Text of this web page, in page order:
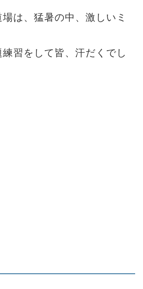
は、猛暑の中、激しいミ
習をして皆、汗だくでし